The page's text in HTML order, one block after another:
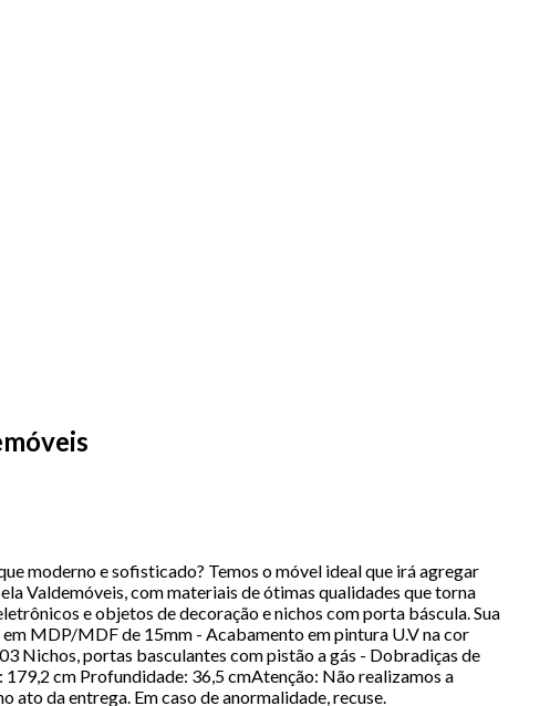
moderno e sofisticado? Temos o móvel ideal que irá agregar
Valdemóveis, com materiais de ótimas qualidades que torna
e objetos de decoração e nichos com porta báscula. Sua
MDP/MDF de 15mm - Acabamento em pintura U.V na cor
Nichos, portas basculantes com pistão a gás - Dobradiças de
cm Profundidade: 36,5 cmAtenção: Não realizamos a
da entrega. Em caso de anormalidade, recuse.